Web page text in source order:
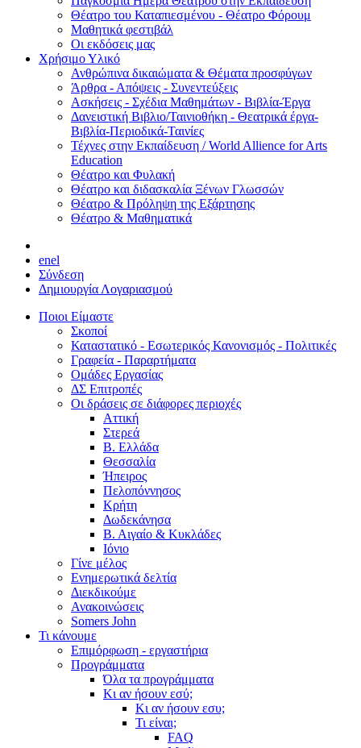
Θέατρο του Καταπιεσμένου - Θέατρο Φόρουμ
Μαθητικά φεστιβάλ
Οι εκδόσεις μας
Χρήσιμο Υλικό
Ανθρώπινα δικαιώματα & Θέματα προσφύγων
Άρθρα - Απόψεις - Συνεντεύξεις
Ασκήσεις - Σχέδια Μαθημάτων - Βιβλία-Έργα
Δανειστική Βιβλιο/Ταινιοθήκη - Θεατρικά έργα-
Βιβλία-Περιοδικά-Ταινίες
Τέχνες στην Εκπαίδευση / World Allience for Arts
Education
Θέατρο και Φυλακή
Θέατρο και διδασκαλία Ξένων Γλωσσών
Θέατρο & Πρόληψη της Εξάρτησης
Θέατρο & Μαθηματικά
enel
Σύνδεση
Δημιουργία Λογαριασμού
Ποιοι Είμαστε
Σκοποί
Καταστατικό - Εσωτερικός Κανονισμός - Πολιτικές
Γραφεία - Παραρτήματα
Ομάδες Εργασίας
ΔΣ Επιτροπές
Οι δράσεις σε διάφορες περιοχές
Αττική
Στερεά
Β. Ελλάδα
Θεσσαλία
Ήπειρος
Πελοπόννησος
Κρήτη
Δωδεκάνησα
Β. Αιγαίο & Κυκλάδες
Ιόνιο
Γίνε μέλος
Ενημερωτικά δελτία
Διεκδικούμε
Ανακοινώσεις
Somers John
Τι κάνουμε
Επιμόρφωση - εργαστήρια
Προγράμματα
Όλα τα προγράμματα
Κι αν ήσουν εσύ;
Κι αν ήσουν εσυ;
Τι είναι;
FAQ